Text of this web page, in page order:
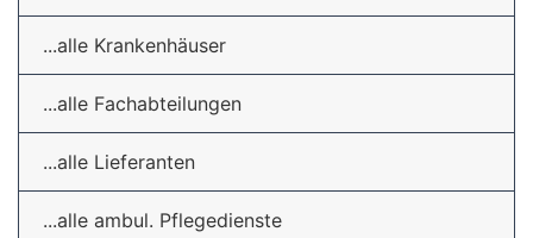
...alle Krankenhäuser
...alle Fachabteilungen
...alle Lieferanten
...alle ambul. Pflegedienste